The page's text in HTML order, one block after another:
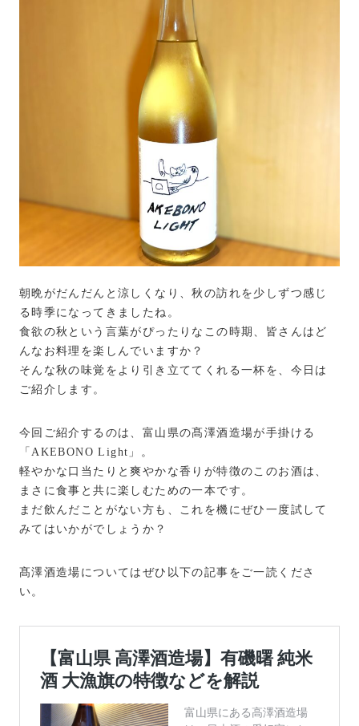
朝晩がだんだんと涼しくなり、秋の訪れを少しずつ感じ
る時季になってきましたね。
食欲の秋という言葉がぴったりなこの時期、皆さんはど
んなお料理を楽しんでいますか？
そんな秋の味覚をより引き立ててくれる一杯を、今日は
ご紹介します。
今回ご紹介するのは、富山県の髙澤酒造場が手掛ける
「AKEBONO Light」。
軽やかな口当たりと爽やかな香りが特徴のこのお酒は、
まさに食事と共に楽しむための一本です。
まだ飲んだことがない方も、これを機にぜひ一度試して
みてはいかがでしょうか？
髙澤酒造場についてはぜひ以下の記事をご一読くださ
い。